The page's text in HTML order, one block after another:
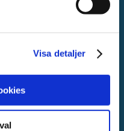
Visa detaljer